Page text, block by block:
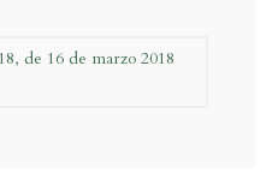
de 16 de marzo 2018